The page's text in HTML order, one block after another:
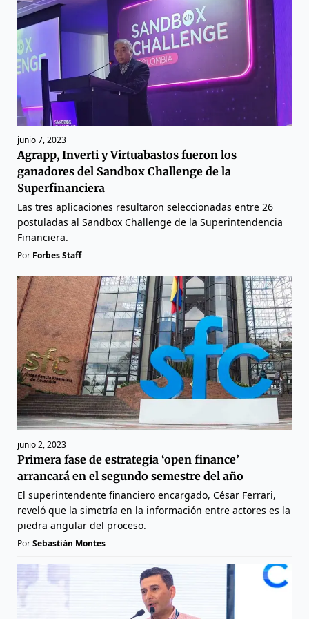
junio 7, 2023
Agrapp, Inverti y Virtuabastos fueron los
ganadores del Sandbox Challenge de la
Superfinanciera
Las tres aplicaciones resultaron seleccionadas entre 26
postuladas al Sandbox Challenge de la Superintendencia
Financiera.
Por Forbes Staff
junio 2, 2023
Primera fase de estrategia ‘open finance’
arrancará en el segundo semestre del año
El superintendente financiero encargado, César Ferrari,
reveló que la simetría en la información entre actores es la
piedra angular del proceso.
PorSebastián Montes